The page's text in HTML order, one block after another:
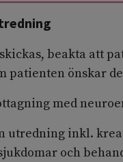
beakta att
patienten önskar
med
utredning inkl.
och